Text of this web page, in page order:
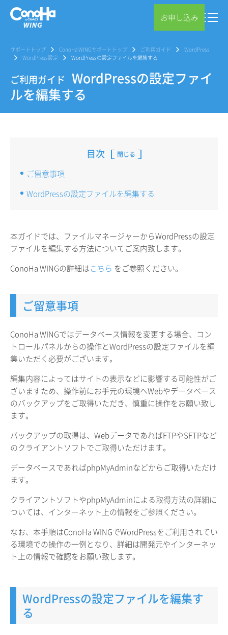
お申し込み
サポートトップ ConoHa WINGサポートトップ ご利用ガイド
WordPress
WordPress設定
WordPressの設定ファイルを編集する
ご利用ガイド WordPressの設定ファイ
ルを編集する
目次 閉じる
ご留意事項
WordPressの設定ファイルを編集する
本ガイドでは、ファイルマネージャーからWordPressの設定
ファイルを編集する方法についてご案内致します。
ConoHa WINGの詳細はこちら をご参照ください。
ご留意事項
ConoHa WINGではデータベース情報を変更する場合、コン
トロールパネルからの操作とWordPressの設定ファイルを編
集いただく必要がございます。
編集内容によってはサイトの表示などに影響する可能性がご
ざいますため、操作前にお手元の環境へWebやデータベース
のバックアップをご取得いただき、慎重に操作をお願い致し
ます。
バックアップの取得は、WebデータであればFTPやSFTPなど
のクライアントソフトでご取得いただけます。
データベースであればphpMyAdminなどからご取得いただけ
ます。
クライアントソフトやphpMyAdminによる取得方法の詳細に
ついては、インターネット上の情報をご参照ください。
なお、本手順はConoHa WINGでWordPressをご利用されてい
る環境での操作の一例となり、詳細は開発元やインターネッ
ト上の情報で確認をお願い致します。
WordPressの設定ファイルを編集す
る